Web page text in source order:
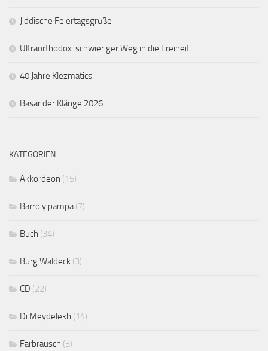
Jiddische Feiertagsgrüße
Ultraorthodox: schwieriger Weg in die Freiheit
40 Jahre Klezmatics
Basar der Klänge 2026
KATEGORIEN
Akkordeon (15)
Barro y pampa(7)
Buch (34)
Burg Waldeck (3)
CD (22)
Di Meydelekh (14)
Farbrausch (3)